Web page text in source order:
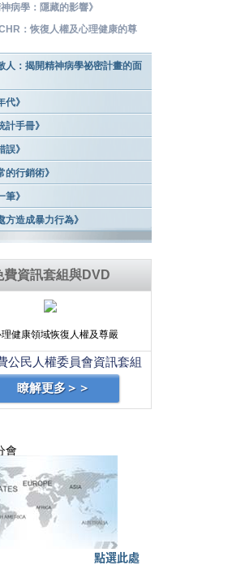
病學：隱藏的影響》
：恢復人權及心理健康的尊
人：揭開精神病學祕密計畫的面
代》
計手冊》
誤》
的行銷術》
筆》
方造成暴力行為》
費資訊套組與DVD
健康領域恢復人權及尊嚴
公民人權委員會資訊套組
瞭解更多＞＞
會
點選此處